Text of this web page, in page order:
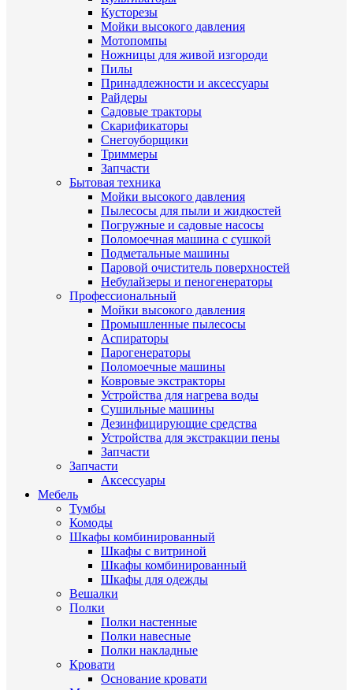
Кусторезы
Мойки высокого давления
Мотопомпы
Ножницы для живой изгороди
Пилы
Принадлежности и аксессуары
Райдеры
Садовые тракторы
Скарификаторы
Снегоуборщики
Триммеры
Запчасти
Бытовая техника
Мойки высокого давления
Пылесосы для пыли и жидкостей
Погружные и садовые насосы
Поломоечная машина с сушкой
Подметальные машины
Паровой очиститель поверхностей
Небулайзеры и пеногенераторы
Профессиональный
Мойки высокого давления
Промышленные пылесосы
Аспираторы
Парогенераторы
Поломоечные машины
Ковровые экстракторы
Устройства для нагрева воды
Сушильные машины
Дезинфицирующие средства
Устройства для экстракции пены
Запчасти
Запчасти
Аксессуары
Мебель
Тумбы
Комоды
Шкафы комбинированный
Шкафы с витриной
Шкафы комбинированный
Шкафы для одежды
Вешалки
Полки
Полки настенные
Полки навесные
Полки накладные
Кровати
Основание кровати